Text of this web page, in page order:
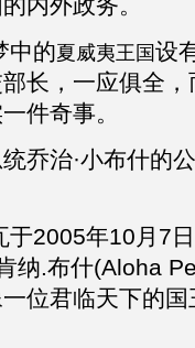
中的夏威夷王国设
长，一应俱全
件奇事。
乔治·小布什的
于2005年10 月 7
纳.布什(Aloha
位君临天下的